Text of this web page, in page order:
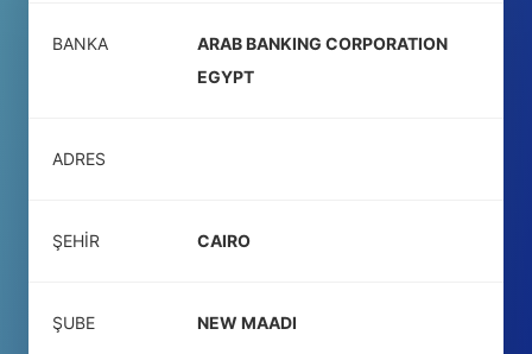
BANKA
ARAB BANKING CORPORATION
EGYPT
ADRES
ŞEHIR CAIRO
ŞUBE NEW MAADI